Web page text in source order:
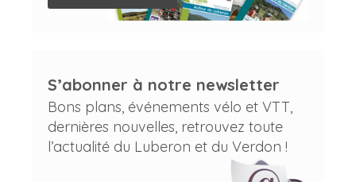
S’abonner à notre newsletter
Bons plans, événements vélo et VTT,
dernières nouvelles, retrouvez toute
l’actualité du Luberon et du Verdon !